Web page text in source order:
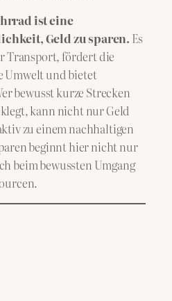
ist eine
Geld zu sparen. Es
Transport, fördert die
Umwelt und bietet
bewusst kurze Strecken
kann nicht nur Geld
zu einem nachhaltigen
beginnt hier nicht nur
beim bewussten Umgang